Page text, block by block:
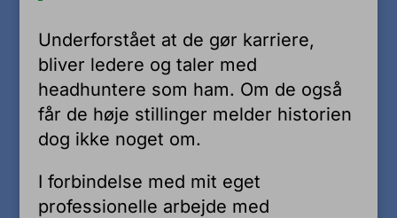
Underforstået at de gør karriere,
bliver ledere og taler med
headhuntere som ham. Om de også
får de høje stillinger melder historien
dog ikke noget om.
I forbindelse med mit eget
professionelle arbejde med